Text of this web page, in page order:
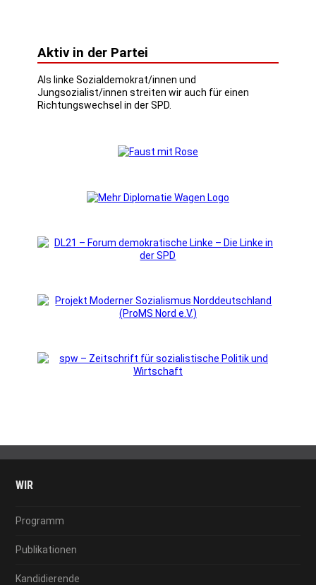
Aktiv in der Partei
Als linke Sozialdemokrat/innen und
Jungsozialist/innen streiten wir auch für einen
Richtungswechsel in der SPD.
WIR
Programm
Publikationen
Kandidierende